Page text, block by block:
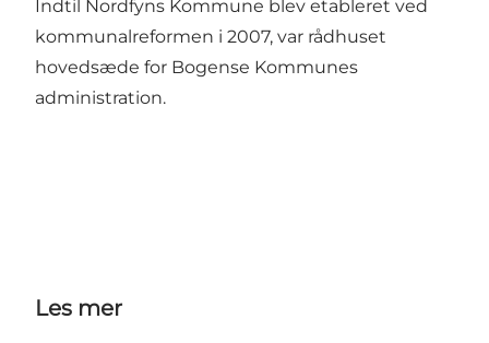
Indtil Nordfyns Kommune blev etableret ved
kommunalreformen i 2007, var rådhuset
hovedsæde for Bogense Kommunes
administration.
Les mer